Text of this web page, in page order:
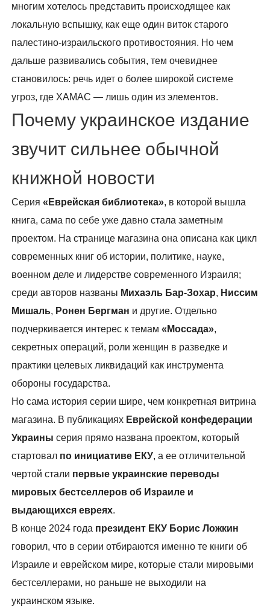
многим хотелось представить происходящее как
локальную вспышку, как еще один виток старого
палестино-израильского противостояния. Но чем
дальше развивались события, тем очевиднее
становилось: речь идет о более широкой системе
угроз, где ХАМАС — лишь один из элементов.
Почему украинское издание
звучит сильнее обычной
книжной новости
Серия«Еврейская библиотека», в которой вышла
книга, сама по себе уже давно стала заметным
проектом. На странице магазина она описана как цикл
современных книг об истории, политике, науке,
военном деле и лидерстве современного Израиля;
среди авторов названы Михаэль Бар-Зохар, Ниссим
Мишаль, Ронен Бергман и другие. Отдельно
подчеркивается интерес к темам«Моссада»,
секретных операций, роли женщин в разведке и
практики целевых ликвидаций как инструмента
обороны государства.
Но сама история серии шире, чем конкретная витрина
магазина. В публикациях Еврейской конфедерации
Украины серия прямо названа проектом, который
стартовал по инициативе ЕКУ, а ее отличительной
чертой стали первые украинские переводы
мировых бестселлеров об Израиле и
выдающихся евреях.
В конце 2024 года президент ЕКУ Борис Ложкин
говорил, что в серии отбираются именно те книги об
Израиле и еврейском мире, которые стали мировыми
бестселлерами, но раньше не выходили на
украинском языке.